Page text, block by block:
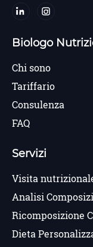
Biologo
Chi sono
Tariffario
Consulenza
FAQ
Servizi
Visita
Analisi
Ricomposizione
Dieta